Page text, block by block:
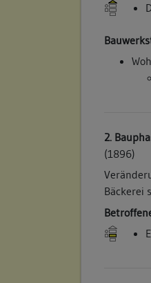
2.
(1896)
Bäckerei